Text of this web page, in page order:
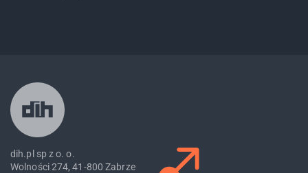
dih.pl sp z o. o.
Wolności 274, 41-800 Zabrze